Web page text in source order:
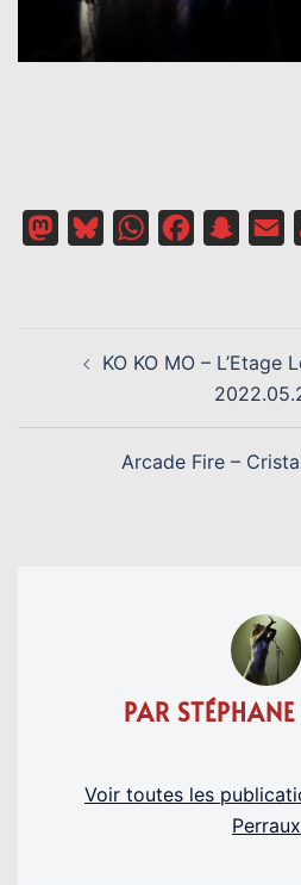
MastodonBlueskyWhatsAppFacebook
D’ARTICLEKO KO MO – L’Etage
Arcade Fire –
PAR
Voir toutes les
Perraux